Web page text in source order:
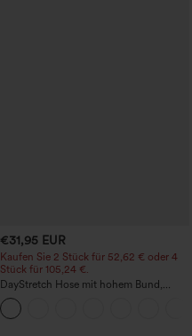
€31,95 EUR
Kaufen Sie 2 Stück für 52,62 € oder 4
Stück für 105,24 €.
DayStretch Hose mit hohem Bund,
Barrel-Leg und Taschen